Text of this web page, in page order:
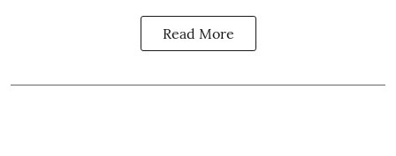
Read More